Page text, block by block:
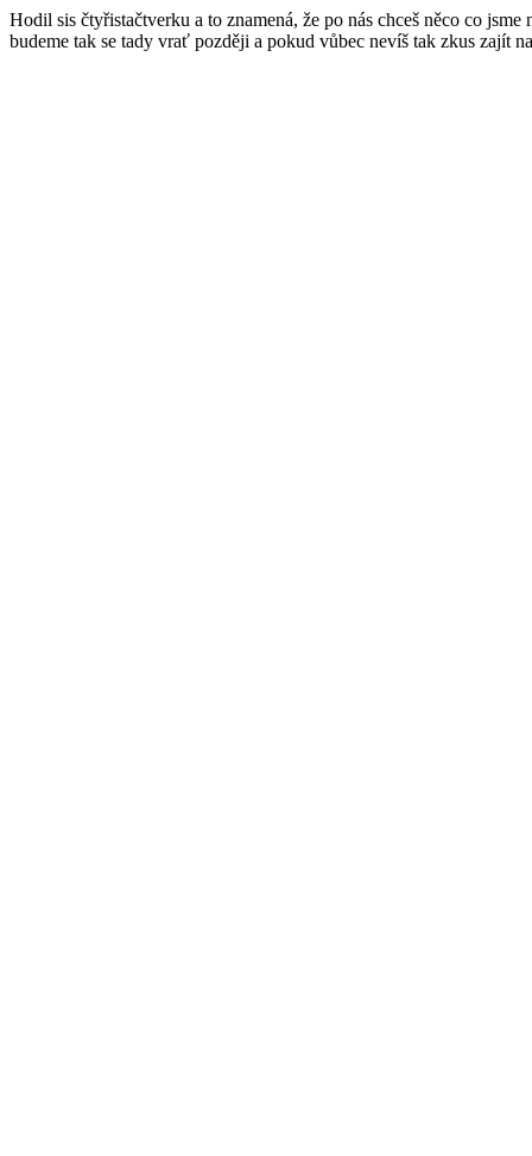
Hodil sis čtyřistačtverku a to znamená, že po nás chceš něco co
budeme tak se tady vrať později a pokud vůbec nevíš tak zkus zajít